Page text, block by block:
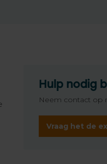
Hulp nodig
Neem contact op
Vraag het de